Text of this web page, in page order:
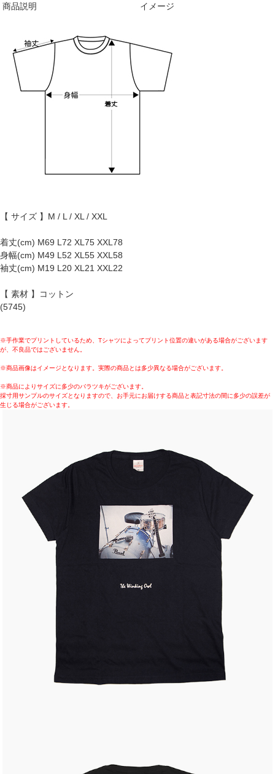
商品説明
イメージ
【 サイズ 】M / L / XL / XXL
着丈(cm) M69 L72 XL75 XXL78
身幅(cm) M49 L52 XL55 XXL58
袖丈(cm) M19 L20 XL21 XXL22
【 素材 】コットン
(5745)
※手作業でプリントしているため、Tシャツによってプリント位置の違いがある場合がございます
が、不良品ではございません。
※商品画像はイメージとなります。実際の商品とは多少異なる場合がございます。
※商品によりサイズに多少のバラツキがございます。
採寸用サンプルのサイズとなりますので、お手元にお届けする商品と表記寸法の間に多少の誤差が
生じる場合がございます。